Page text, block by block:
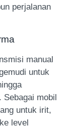
perjalanan
manual
untuk
Sebagai mobil
untuk irit,
level